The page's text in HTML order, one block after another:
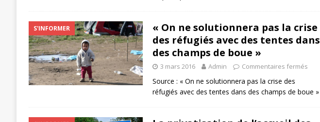
S'INFORMER
« On ne solutionnera pas la crise
des réfugiés avec des tentes dans
des champs de boue »
3 mars 2016 Admin Commentaires fermés
Source : « On ne solutionnera pas la crise des
réfugiés avec des tentes dans des champs de boue »